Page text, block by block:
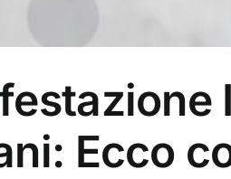
Ecco